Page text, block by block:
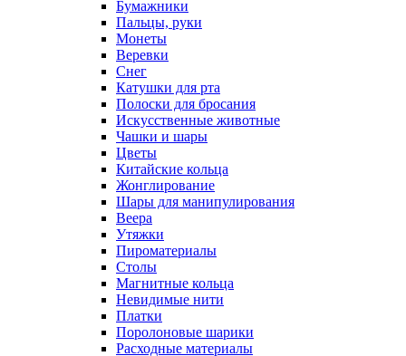
Бумажники
Пальцы, руки
Монеты
Веревки
Снег
Катушки для рта
Полоски для бросания
Искусственные животные
Чашки и шары
Цветы
Китайские кольца
Жонглирование
Шары для манипулирования
Веера
Утяжки
Пироматериалы
Столы
Магнитные кольца
Невидимые нити
Платки
Поролоновые шарики
Расходные материалы